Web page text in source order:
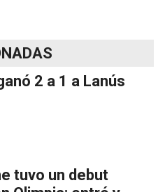
2 a 1 a Lanús
tuvo un debut